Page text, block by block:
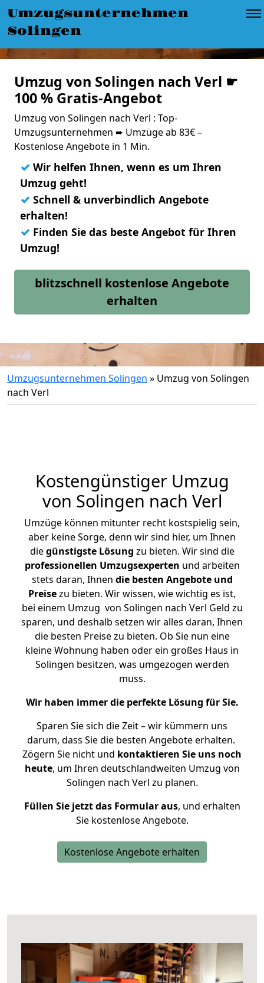
Umzugsunternehmen
Solingen
Umzug von Solingen nach Verl ☛
100 % Gratis-Angebot
Umzug von Solingen nach Verl : Top-
Umzugsunternehmen ➨ Umzüge ab 83€ –
Kostenlose Angebote in 1 Min.
✓ Wir helfen Ihnen, wenn es um Ihren
Umzug geht!
✓ Schnell & unverbindlich Angebote
erhalten!
✓ Finden Sie das beste Angebot für Ihren
Umzug!
blitzschnell kostenlose Angebote
erhalten
Umzugsunternehmen Solingen » Umzug von Solingen
nach Verl
Kostengünstiger Umzug
von Solingen nach Verl
Umzüge können mitunter recht kostspielig sein,
aber keine Sorge, denn wir sind hier, um Ihnen
diegünstigste Lösung zu bieten. Wir sind die
professionellen Umzugsexperten und arbeiten
stets daran, Ihnen die besten Angebote und
Preisezu bieten. Wir wissen, wie wichtig es ist,
bei einem Umzug von Solingen nach Verl Geld zu
sparen, und deshalb setzen wir alles daran, Ihnen
die besten Preise zu bieten. Ob Sie nun eine
kleine Wohnung haben oder ein großes Haus in
Solingen besitzen, was umgezogen werden
muss.
Wir haben immer die perfekte Lösung für Sie.
Sparen Sie sich die Zeit – wir kümmern uns
darum, dass Sie die besten Angebote erhalten.
Zögern Sie nicht und kontaktieren Sie uns noch
heute, um Ihren deutschlandweiten Umzug von
Solingen nach Verl zu planen.
Füllen Sie jetzt das Formular aus, und erhalten
Sie kostenlose Angebote.
Kostenlose Angebote erhalten